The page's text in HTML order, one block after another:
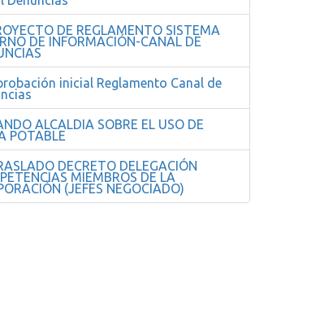
DE REGLAMENTO SISTEMA
DE INFORMACIÓN-CANAL DE
inicial Reglamento Canal de
ALCALDIA SOBRE EL USO DE
POTABLE
DECRETO DELEGACIÓN
MIEMBROS DE LA
(JEFES NEGOCIADO)